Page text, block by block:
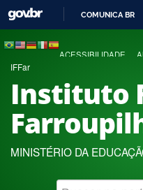
COMUNICA BR
ACESSIBILIDADE
IFFar
Instituto
MINISTÉRIO DA